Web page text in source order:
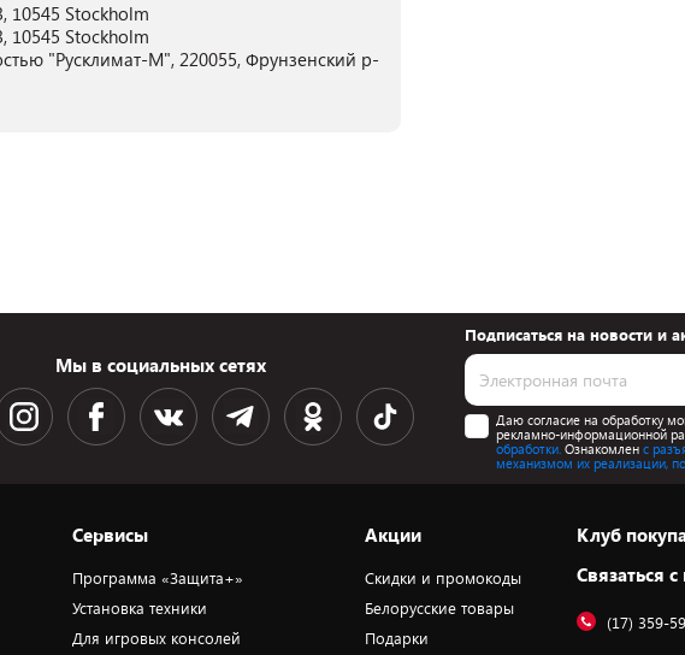
10545 Stockholm
10545 Stockholm
"Русклимат-М", 220055, Фрунзенский р-
Мы в социальных сетях
Подписаться на новости и
Даю согласие на обработку
рекламно-информационной
обработки. Ознакомлен с
механизмом их реализации,
Сервисы
Программа «Защита+»
Установка техники
Для игровых консолей
Акции
Скидки и промокоды
Белорусские товары
Подарки
Клуб
Cвязаться
(17) 359-